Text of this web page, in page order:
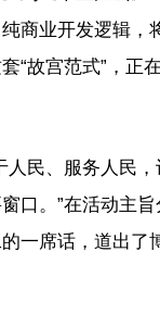
商业开发逻辑，
“故宫范式”，正
人民、服务人民
口。”在活动主
一席话，道出了